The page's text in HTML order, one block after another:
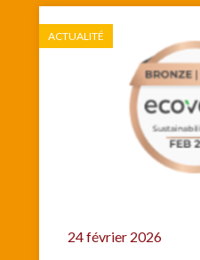
ACTUALITÉ
24 février 2026